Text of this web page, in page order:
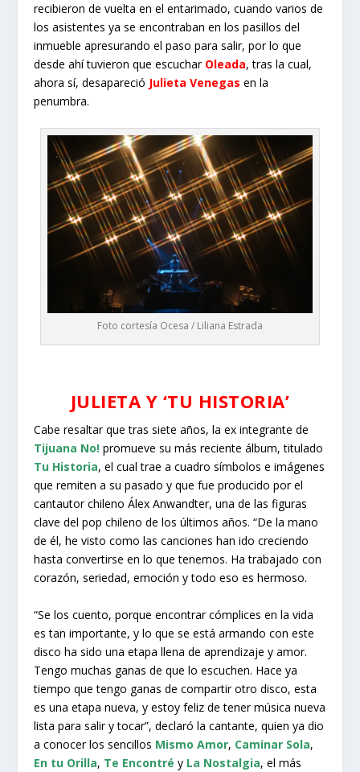
recibieron de vuelta en el entarimado, cuando varios de
los asistentes ya se encontraban en los pasillos del
inmueble apresurando el paso para salir, por lo que
desde ahí tuvieron que escuchar Oleada, tras la cual,
ahora sí, desapareció Julieta Venegas en la
penumbra.
Foto cortesía Ocesa / Liliana Estrada
JULIETA Y ‘TU HISTORIA’
Cabe resaltar que tras siete años, la ex integrante de
Tijuana No! promueve su más reciente álbum, titulado
Tu Historia, el cual trae a cuadro símbolos e imágenes
que remiten a su pasado y que fue producido por el
cantautor chileno Álex Anwandter, una de las figuras
clave del pop chileno de los últimos años. “De la mano
de él, he visto como las canciones han ido creciendo
hasta convertirse en lo que tenemos. Ha trabajado con
corazón, seriedad, emoción y todo eso es hermoso.
“Se los cuento, porque encontrar cómplices en la vida
es tan importante, y lo que se está armando con este
disco ha sido una etapa llena de aprendizaje y amor.
Tengo muchas ganas de que lo escuchen. Hace ya
tiempo que tengo ganas de compartir otro disco, esta
es una etapa nueva, y estoy feliz de tener música nueva
lista para salir y tocar”, declaró la cantante, quien ya dio
a conocer los sencillos Mismo Amor, Caminar Sola,
En tu Orilla, Te Encontré y La Nostalgia, el más